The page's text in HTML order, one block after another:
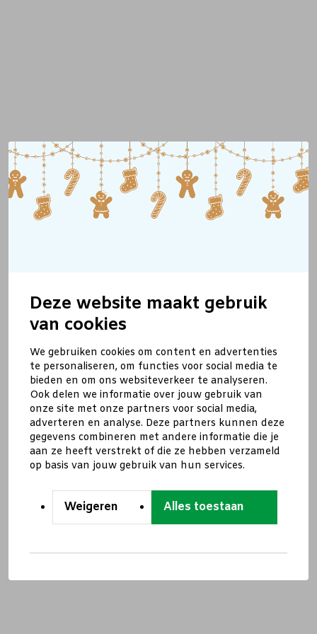
Deze website maakt gebruik
van cookies
We gebruiken cookies om content en advertenties
te personaliseren, om functies voor social media te
bieden en om ons websiteverkeer te analyseren.
Ook delen we informatie over jouw gebruik van
onze site met onze partners voor social media,
adverteren en analyse. Deze partners kunnen deze
gegevens combineren met andere informatie die je
aan ze heeft verstrekt of die ze hebben verzameld
op basis van jouw gebruik van hun services.
Weigeren Alles toestaan